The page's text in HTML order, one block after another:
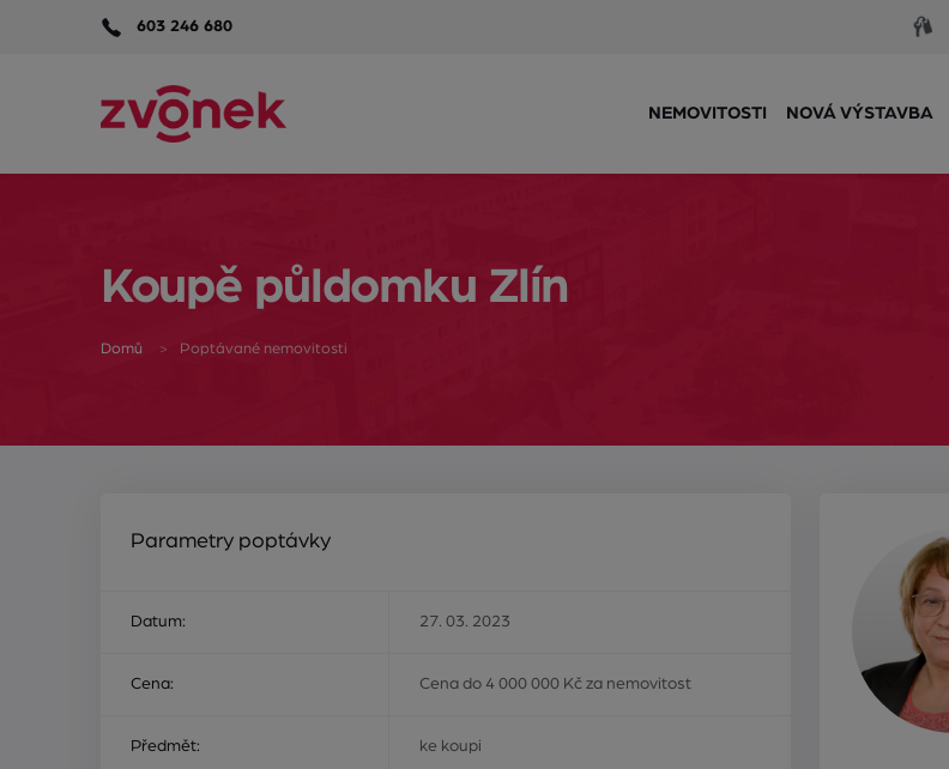
603 246 680
NEMOVITOSTI NOVÁ VÝSTAVBA
Koupě půldomku Zlín
Domů Poptávané nemovitosti
Parametry poptávky
Datum: 27. 03. 2023
Cena: Cena do 4 000 000 Kč za nemovitost
Předmět: ke koupi